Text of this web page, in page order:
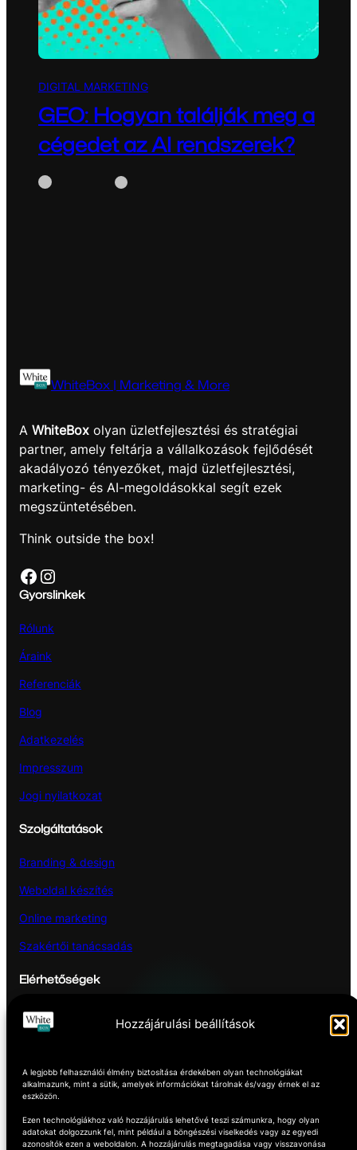
Hozzájárulási beállítások
A legjobb felhasználói élmény biztosítása érdekében olyan technológiákat
alkalmazunk, mint a sütik, amelyek információkat tárolnak és/vagy érnek el az
eszközön.
Ezen technológiákhoz való hozzájárulás lehetővé teszi számunkra, hogy olyan
adatokat dolgozzunk fel, mint például a böngészési viselkedés vagy az egyedi
azonosítók ezen a weboldalon. A hozzájárulás megtagadása vagy visszavonása
DIGITAL MARKETING
GEO: Hogyan találják meg a
cégedet az AI rendszerek?
WhiteBox | Marketing & More
A WhiteBox olyan üzletfejlesztési és stratégiai
partner, amely feltárja a vállalkozások fejlődését
akadályozó tényezőket, majd üzletfejlesztési,
marketing- és AI-megoldásokkal segít ezek
megszüntetésében.
Think outside the box!
Facebook Instagram
Gyorslinkek
Rólunk
Áraink
Referenciák
Blog
Adatkezelés
Impresszum
Jogi nyilatkozat
Szolgáltatások
Branding & design
Weboldal készítés
Online marketing
Szakértői tanácsadás
Elérhetőségek
Pécs
Hétfőtől – Pénteking
8:00 -16:00
whbox.hu